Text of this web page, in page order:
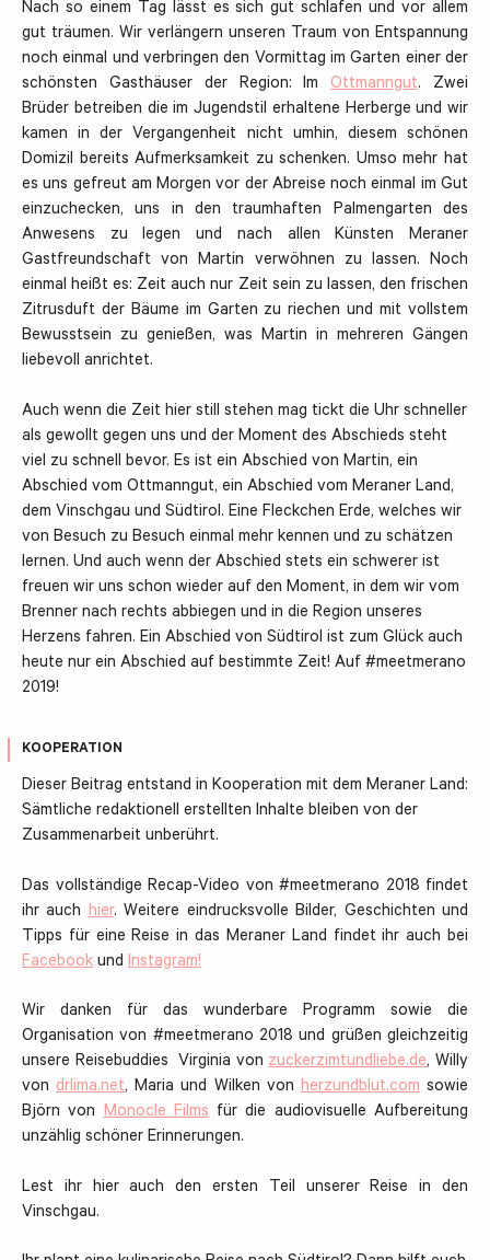
Nach so einem Tag lässt es sich gut schlafen und vor allem
gut träumen. Wir verlängern unseren Traum von Entspannung
noch einmal und verbringen den Vormittag im Garten einer der
schönsten Gasthäuser der Region: ImOttmanngut. Zwei
Brüder betreiben die im Jugendstil erhaltene Herberge und wir
kamen in der Vergangenheit nicht umhin, diesem schönen
Domizil bereits Aufmerksamkeit zu schenken. Umso mehr hat
es uns gefreut am Morgen vor der Abreise noch einmal im Gut
einzuchecken, uns in den traumhaften Palmengarten des
Anwesens zu legen und nach allen Künsten Meraner
Gastfreundschaft von Martin verwöhnen zu lassen. Noch
einmal heißt es: Zeit auch nur Zeit sein zu lassen, den frischen
Zitrusduft der Bäume im Garten zu riechen und mit vollstem
Bewusstsein zu genießen, was Martin in mehreren Gängen
liebevoll anrichtet.
Auch wenn die Zeit hier still stehen mag tickt die Uhr schneller
als gewollt gegen uns und der Moment des Abschieds steht
viel zu schnell bevor. Es ist ein Abschied von Martin, ein
Abschied vom Ottmanngut, ein Abschied vom Meraner Land,
dem Vinschgau und Südtirol. Eine Fleckchen Erde, welches wir
von Besuch zu Besuch einmal mehr kennen und zu schätzen
lernen. Und auch wenn der Abschied stets ein schwerer ist
freuen wir uns schon wieder auf den Moment, in dem wir vom
Brenner nach rechts abbiegen und in die Region unseres
Herzens fahren. Ein Abschied von Südtirol ist zum Glück auch
heute nur ein Abschied auf bestimmte Zeit! Auf #meetmerano
2019!
KOOPERATION
Dieser Beitrag entstand in Kooperation mit dem Meraner Land:
Sämtliche redaktionell erstellten Inhalte bleiben von der
Zusammenarbeit unberührt.
Das vollständige Recap-Video von #meetmerano 2018 findet
ihr auch hier. Weitere eindrucksvolle Bilder, Geschichten und
Tipps für eine Reise in das Meraner Land findet ihr auch bei
Facebook und Instagram!
Wir danken für das wunderbare Programm sowie die
Organisation von #meetmerano 2018 und grüßen gleichzeitig
unsere Reisebuddies Virginia vonzuckerzimtundliebe.de, Willy
vondrlima.net, Maria und Wilken von herzundblut.comsowie
Björn vonMonocle Filmsfür die audiovisuelle Aufbereitung
unzählig schöner Erinnerungen.
Lest ihr hier auch den ersten Teil unserer Reise in den
Vinschgau.